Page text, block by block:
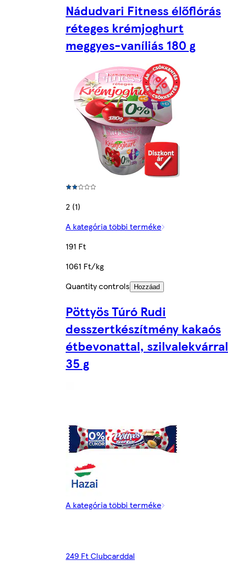
Nádudvari Fitness élőflórás
réteges krémjoghurt
meggyes-vaníliás 180 g
2 (1)
A kategória többi terméke
191 Ft
1061 Ft/kg
Quantity controls
Hozzáad
Pöttyös Túró Rudi
desszertkészítmény kakaós
étbevonattal, szilvalekvárral
35 g
A kategória többi terméke
249 Ft Clubcarddal